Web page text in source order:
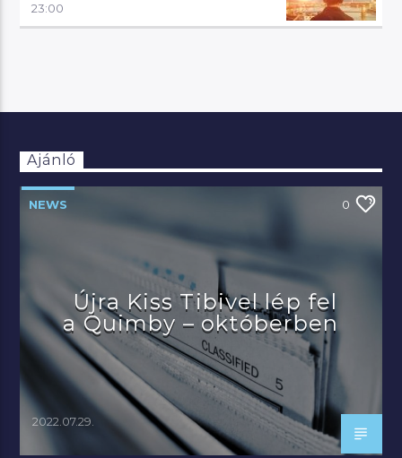
23:00
Ajánló
NEWS 0
Újra Kiss Tibivel lép fel
a Quimby – októberben
2022.07.29.